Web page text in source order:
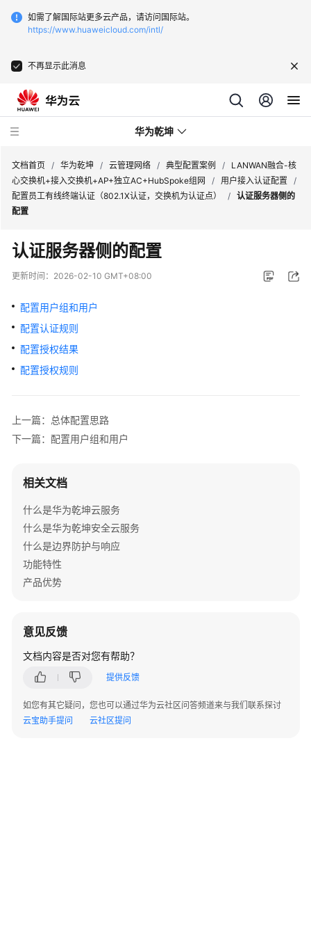
如需了解国际站更多云产品，请访问国际站。
https://www.huaweicloud.com/intl/
不再显示此消息
华为乾坤
安
云
服
务
云
理
网
络
配
置
单
组
网
场
景
AP
网
场
AR+AP
文档首页 / 华为乾坤 / 云管理网络 / 典型配置案例 /
LANWAN融合-核
心交换机+接入交换机+AP+独立AC+HubSpoke组网
/ 用户接入认证配置
/
配置员工有线终端认证（802.1X认证，交换机为认证点）
/ 认证服务器侧的
配置
认证服务器侧的配置
更新时间： 2026-02-10 GMT+08:00
配置用户组和用户
配置认证规则
配置授权结果
配置授权规则
上一篇：总体配置思路
下一篇：配置用户组和用户
相关文档
什么是华为乾坤云服务
什么是华为乾坤安全云服务
什么是边界防护与响应
功能特性
产品优势
意见反馈
文档内容是否对您有帮助？
提供反馈
如您有其它疑问，您也可以通过华为云社区问答频道来与我们联系探讨
云宝助手提问
云社区提问